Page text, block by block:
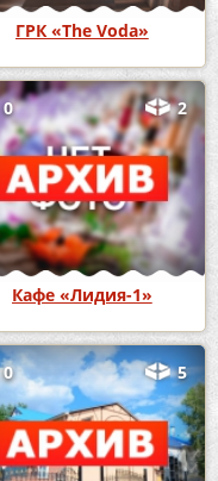
ГРК «The Voda»
0 2
Кафе «Лидия-1»
0 5